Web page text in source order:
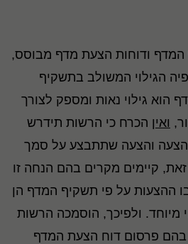
ודוחות הצעת מדף מבוסס,
הגילוי המשולב בתשקיף
הוא גילוי נאות ומספק לצורך
ואין הכרח כי הרשות תידרש
והצעה שתתבצע על סמך
קיימים מקרים בהם הנחה זו
ההצעות על פי תשקיף המדף הן
מיוחד. ולפיכך, הוסמכה הרשות
בהם פרסום דוח הצעת המדף